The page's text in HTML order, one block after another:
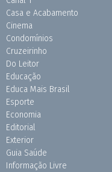
Casa e Acabamento
Cinema
Condomínios
Cruzeirinho
Do Leitor
Educação
Educa Mais Brasil
Esporte
Economia
Editorial
Exterior
Guia Saúde
Informação Livre